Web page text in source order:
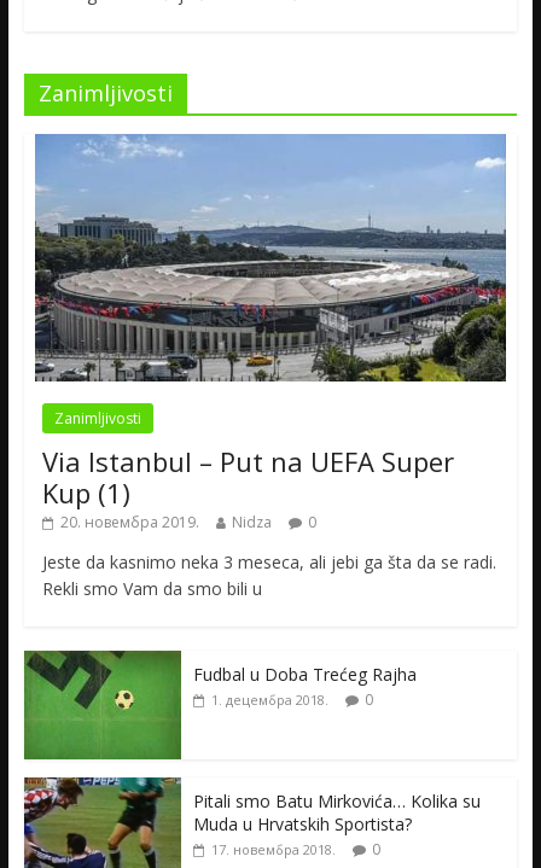
Zanimljivosti
Zanimljivosti
Via Istanbul – Put na UEFA Super
Kup (1)
20. новембра 2019. Nidza 0
Jeste da kasnimo neka 3 meseca, ali jebi ga šta da se radi.
Rekli smo Vam da smo bili u
Fudbal u Doba Trećeg Rajha
1. децембра 2018. 0
Pitali smo Batu Mirkovića… Kolika su
Muda u Hrvatskih Sportista?
17. новембра 2018. 0